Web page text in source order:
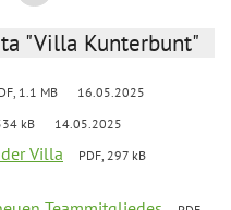
"Villa Kunterbunt"
1.1 MB 16.05.2025
kB 14.05.2025
Villa
PDF, 297 kB